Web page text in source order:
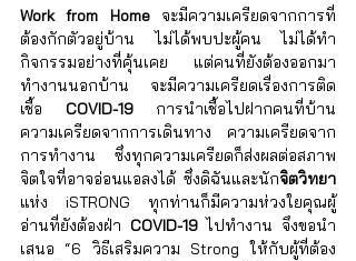
Work from Home จะมีความเครียดจากการที่
ต้องกักตัวอยู่บ้าน ไม่ได้พบปะผู้คน ไม่ได้ทำ
กิจกรรมอย่างที่คุ้นเคย แต่คนที่ยังต้องออกมา
ทำงานนอกบ้าน จะมีความเครียดเรื่องการติด
เชื้อ COVID-19 การนำเชื้อไปฝากคนที่บ้าน
ความเครียดจากการเดินทาง ความเครียดจาก
การทำงาน ซึ่งทุกความเครียดก็ส่งผลต่อสภาพ
จิตใจที่อาจอ่อนแอลงได้ ซึ่งดิฉันและนักจิตวิทยา
แห่ง iSTRONG ทุกท่านก็มีความห่วงใยคุณผู้
อ่านที่ยังต้องฝ่า COVID-19 ไปทำงาน จึงขอนำ
เสนอ “6 วิธีเสริมความ Strong ให้กับผู้ที่ต้อง